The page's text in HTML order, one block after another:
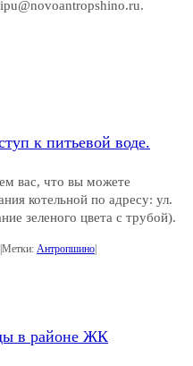
к питьевой воде.
вас, что вы можете
котельной по адресу: ул.
зеленого цвета с трубой).
Метки: Антропшино
в районе ЖК